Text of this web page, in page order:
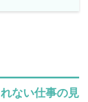
ない仕事の見